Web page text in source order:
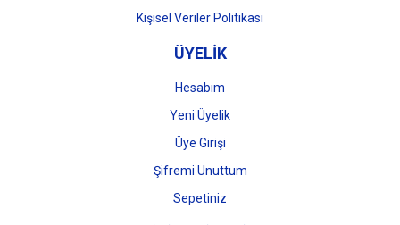
Kişisel Veriler Politikası
ÜYELİK
Hesabım
Yeni Üyelik
Üye Girişi
Şifremi Unuttum
Sepetiniz